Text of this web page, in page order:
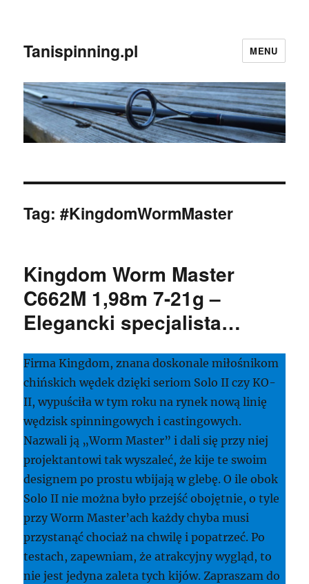
Tanispinning.pl MENU
Tag:#KingdomWormMaster
Kingdom Worm Master
C662M 1,98m 7-21g –
Elegancki specjalista…
Firma Kingdom, znana doskonale miłośnikom
chińskich wędek dzięki seriom Solo II czy KO-
II, wypuściła w tym roku na rynek nową linię
wędzisk spinningowych i castingowych.
Nazwali ją „Worm Master” i dali się przy niej
projektantowi tak wyszaleć, że kije te swoim
designem po prostu wbijają w glebę. O ile obok
Solo II nie można było przejść obojętnie, o tyle
przy Worm Master’ach każdy chyba musi
przystanąć chociaż na chwilę i popatrzeć. Po
testach, zapewniam, że atrakcyjny wygląd, to
nie jest jedyna zaleta tych kijów. Zapraszam do